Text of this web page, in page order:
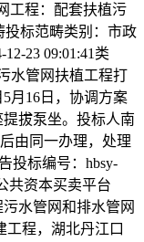
工程：配套扶植污
投标范畴类别：市政
23 09:01:41类
水管网扶植工程打
月16日，协调方案
拔泵坐。投标人南
由同一办理，处理
投标编号：hbsy-
共资本买卖平台
水管网和排水管网
工程，湖北丹江口